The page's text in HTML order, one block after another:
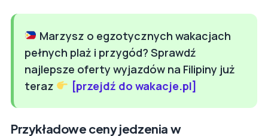
Marzysz o egzotycznych wakacjach
pełnych plaż i przygód? Sprawdź
najlepsze oferty wyjazdów na Filipiny już
teraz
[przejdź do wakacje.pl]
Przykładowe ceny jedzenia w